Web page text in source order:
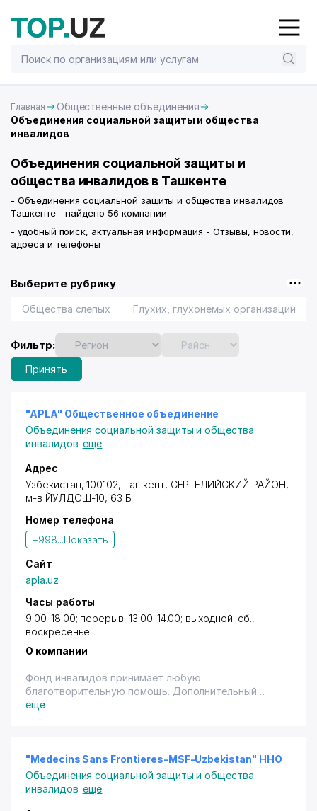
Главная
Общественные объединения
Объединения социальной защиты и общества
инвалидов
Объединения социальной защиты и
общества инвалидов в Ташкенте
- Объединения социальной защиты и общества инвалидов
Ташкенте - найдено 56 компании
- удобный поиск, актуальная информация - Отзывы, новости,
адреса и телефоны
Выберите рубрику
Общества слепых Глухих, глухонемых организации
Фильтр:
Принять
"APLA" Общественное объединение
Объединения социальной защиты и общества
инвалидов ещё
Адрес
Узбекистан, 100102, Ташкент, СЕРГЕЛИЙСКИЙ РАЙОН,
м-в ЙУЛДОШ-10, 63 Б
Номер телефона
+998...Показать
Сайт
apla.uz
Часы работы
9.00-18.00; перерыв: 13.00-14.00; выходной: сб.,
воскресенье
О компании
Фонд инвалидов принимает любую
благотворительную помощь. Дополнительный
контактный тел.: (99871) 258-46-32
ещё
"Medecins Sans Frontieres-MSF-Uzbekistan" ННО
Объединения социальной защиты и общества
инвалидов ещё